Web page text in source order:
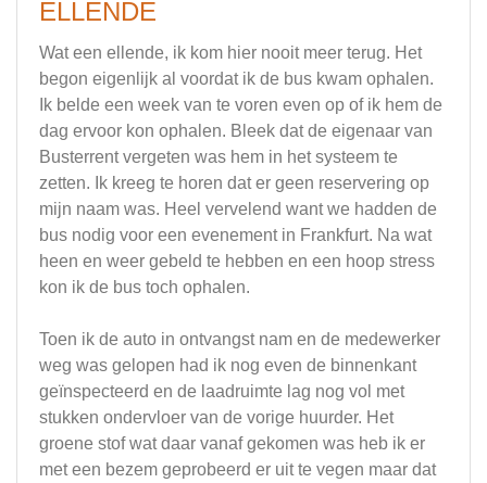
ELLENDE
Wat een ellende, ik kom hier nooit meer terug. Het
begon eigenlijk al voordat ik de bus kwam ophalen.
Ik belde een week van te voren even op of ik hem de
dag ervoor kon ophalen. Bleek dat de eigenaar van
Busterrent vergeten was hem in het systeem te
zetten. Ik kreeg te horen dat er geen reservering op
mijn naam was. Heel vervelend want we hadden de
bus nodig voor een evenement in Frankfurt. Na wat
heen en weer gebeld te hebben en een hoop stress
kon ik de bus toch ophalen.
Toen ik de auto in ontvangst nam en de medewerker
weg was gelopen had ik nog even de binnenkant
geïnspecteerd en de laadruimte lag nog vol met
stukken ondervloer van de vorige huurder. Het
groene stof wat daar vanaf gekomen was heb ik er
met een bezem geprobeerd er uit te vegen maar dat